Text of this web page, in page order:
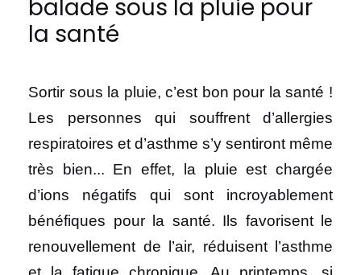
balade sous la pluie pour
la santé
Sortir sous la pluie, c’est bon pour la santé !
Les personnes qui souffrent d’allergies
respiratoires et d’asthme s’y sentiront même
très bien... En effet, la pluie est chargée
d’ions négatifs qui sont incroyablement
bénéfiques pour la santé. Ils favorisent le
renouvellement de l’air, réduisent l’asthme